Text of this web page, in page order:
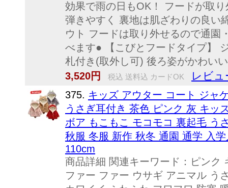
効果で雨の日もOK！ フードが取
弾きやすく 裏地は肌ざわりの良い
ウト フードは取り外せるので通園
べます● 【こびとフードタイプ】
札付き(取外し可) 後ろ姿がかわい
3,520円
税込 送料込 カードOK レビュ
375. キッズ アウター コート ジャ
うさぎ耳付き 茶色 ピンク 灰 キッ
ボア もこもこ モコモコ 裏起毛 う
秋服 冬服 新作 秋冬 通園 通学 入
110cm
商品詳細 関連キーワード：ピンク
ファー ファー ウサギ アニマル う